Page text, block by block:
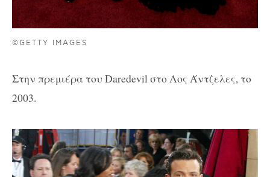
©GETTY IMAGES
Στην πρεμιέρα του Daredevil στο Λος Άντζελες, το
2003.